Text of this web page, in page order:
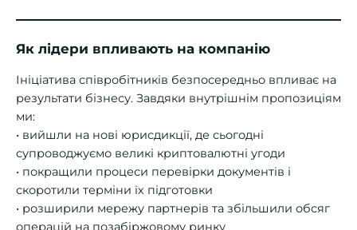
Як лідери впливають на компанію
Ініціатива співробітників безпосередньо впливає на
результати бізнесу. Завдяки внутрішнім пропозиціям
ми:
• вийшли на нові юрисдикції, де сьогодні
супроводжуємо великі криптовалютні угоди
• покращили процеси перевірки документів і
скоротили терміни їх підготовки
• розширили мережу партнерів та збільшили обсяг